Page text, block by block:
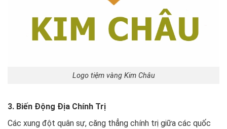
Logo tiệm vàng Kim Châu
3. Biến Động Địa Chính Trị
Các xung đột quân sự, căng thẳng chính trị giữa các quốc